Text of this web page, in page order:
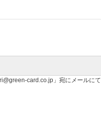
card.co.jp 」宛にメールにて